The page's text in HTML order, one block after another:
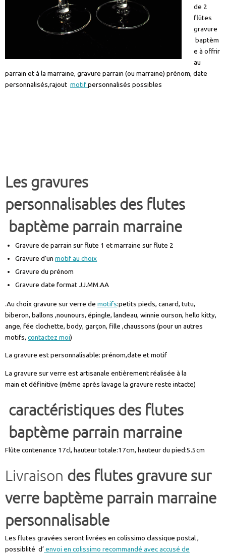
de 2
flûtes
gravure
baptèm
e à offrir
au
parrain et à la marraine, gravure parrain (ou marraine) prénom, date
personnalisés,rajout motifpersonnalisés possibles
Les gravures
personnalisables des flutes
baptème parrain marraine
Gravure de parrain sur flute 1 et marraine sur flute 2
Gravure d’unmotif au choix
Gravure du prénom
Gravure date format JJ.MM.AA
.Au choix gravure sur verre de motifs:petits pieds, canard, tutu,
biberon, ballons ,nounours, épingle, landeau, winnie ourson, hello kitty,
ange, fée clochette, body, garçon, fille ,chaussons (pour un autres
motifs, contactez moi)
La gravure est personnalisable: prénom,date et motif
La gravure sur verre est artisanale entièrement réalisée à la
main et définitive (même après lavage la gravure reste intacte)
caractéristiques des flutes
baptème parrain marraine
Flûte contenance 17cl, hauteur totale:17cm, hauteur du pied:5.5cm
Livraison des flutes gravure sur
verre baptème parrain marraine
personnalisable
Les flutes gravées seront livrées en colissimo classique postal ,
possiblité d’envoi en colissimo recommandé avec accusé de